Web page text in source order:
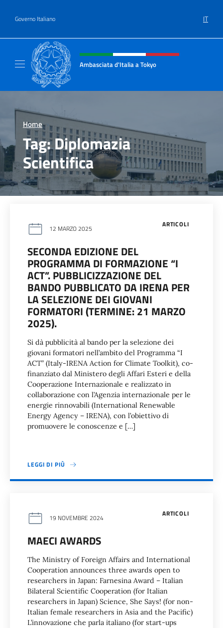
Governo Italiano IT
Intestazione sito, social e menù
Ambasciata d'Italia a Tokyo
Home >
Tag:Diplomazia
Scientifica
ARTICOLI
12 MARZO 2025
SECONDA EDIZIONE DEL
PROGRAMMA DI FORMAZIONE “I
ACT”. PUBBLICIZZAZIONE DEL
BANDO PUBBLICATO DA IRENA PER
LA SELEZIONE DEI GIOVANI
FORMATORI (TERMINE: 21 MARZO
2025).
Si dà pubblicità al bando per la selezione dei
giovani formatori nell’ambito del Programma “I
ACT” (Italy-IRENA Action for Climate Toolkit), co-
finanziato dal Ministero degli Affari Esteri e della
Cooperazione Internazionale e realizzato in
collaborazione con l’Agenzia internazionale per le
energie rinnovabili (International Renewable
Energy Agency – IRENA), con l’obiettivo di
promuovere le conoscenze e […]
LEGGI DI PIÙ
ARTICOLI
19 NOVEMBRE 2024
MAECI AWARDS
The Ministry of Foreign Affairs and International
Cooperation announces three awards open to
researchers in Japan: Farnesina Award – Italian
Bilateral Scientific Cooperation (for Italian
researchers in Japan) Science, She Says! (for non-
Italian female researchers in Asia and the Pacific)
L’innovazione che parla italiano (for start-ups